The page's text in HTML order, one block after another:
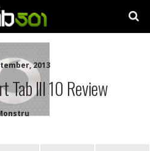
2013
Tab III 10 Review